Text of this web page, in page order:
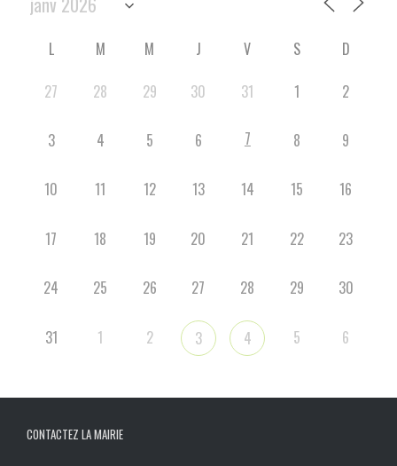
L M M J V S
D
27
28 29 30 31 1 2
3 4 5 6 7 8 9
10 11 12 13 14 15 16
17 18 19 20 21 22 23
24 25 26 27 28 29 30
31 1 2 3 4 5 6
CONTACTEZ LA MAIRIE